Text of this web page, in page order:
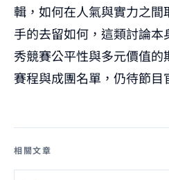
輯，如何在人氣與實力之
手的去留如何，這類討論
秀競賽公平性與多元價值
賽程與成團名單，仍待節目
相關文章